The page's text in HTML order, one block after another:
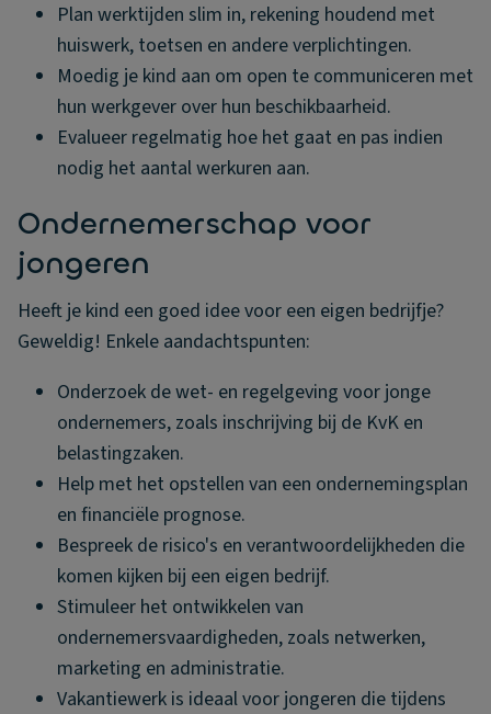
Plan werktijden slim in, rekening houdend met
huiswerk, toetsen en andere verplichtingen.
Moedig je kind aan om open te communiceren met
hun werkgever over hun beschikbaarheid.
Evalueer regelmatig hoe het gaat en pas indien
nodig het aantal werkuren aan.
Ondernemerschap voor
jongeren
Heeft je kind een goed idee voor een eigen bedrijfje?
Geweldig! Enkele aandachtspunten:
Onderzoek de wet- en regelgeving voor jonge
ondernemers, zoals inschrijving bij de KvK en
belastingzaken.
Help met het opstellen van een ondernemingsplan
en financiële prognose.
Bespreek de risico's en verantwoordelijkheden die
komen kijken bij een eigen bedrijf.
Stimuleer het ontwikkelen van
ondernemersvaardigheden, zoals netwerken,
marketing en administratie.
Vakantiewerk is ideaal voor jongeren die tijdens